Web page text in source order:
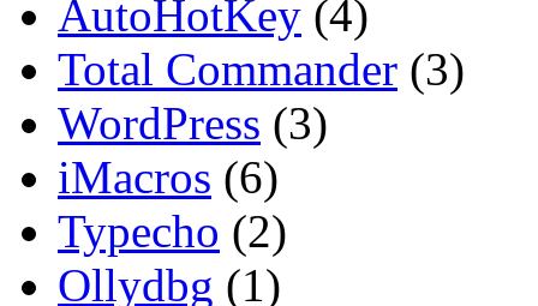
AutoHotKey (4)
Total Commander (3)
WordPress (3)
iMacros (6)
Typecho (2)
Ollydbg (1)